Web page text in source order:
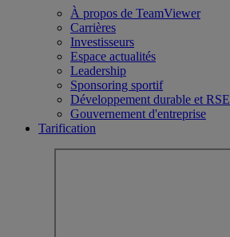
À propos de TeamViewer
Carrières
Investisseurs
Espace actualités
Leadership
Sponsoring sportif
Développement durable et RSE
Gouvernement d'entreprise
Tarification